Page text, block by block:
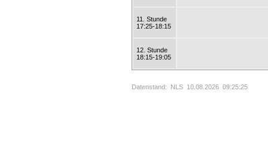
11. Stunde
17:25-18:15
12. Stunde
18:15-19:05
Datenstand: NLS 10.08.2026 09:25:25